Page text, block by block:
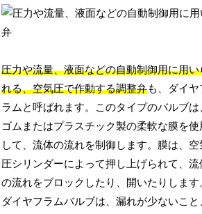
圧力や流量、液面などの自動制御用に用い
れる、空気圧で作動する調整弁も、ダイヤ
ラムと呼ばれます。このタイプのバルブは
ゴムまたはプラスチック製の柔軟な膜を使
して、流体の流れを制御します。膜は、空
圧シリンダーによって押し上げられて、流
の流れをブロックしたり、開いたりします
ダイヤフラムバルブは、漏れが少ないこと